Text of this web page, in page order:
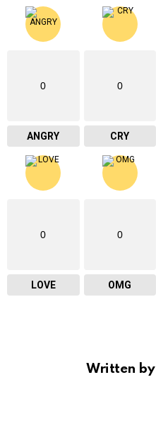
0
ANGRY
0
CRY
0
LOVE
0
OMG
Written by